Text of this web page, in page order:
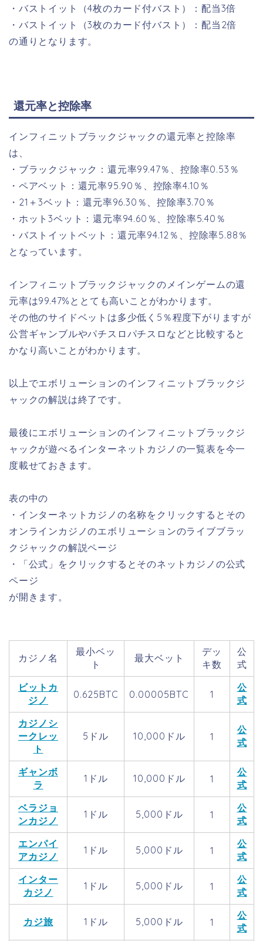
・バストイット（4枚のカード付バスト）：配当3倍
・バストイット（3枚のカード付バスト）：配当2倍
の通りとなります。
還元率と控除率
インフィニットブラックジャックの還元率と控除率
は、
・ブラックジャック：還元率99.47％、控除率0.53％
・ペアベット：還元率95.90％、控除率4.10％
・21＋3ベット：還元率96.30％、控除率3.70％
・ホット3ベット：還元率94.60％、控除率5.40％
・バストイットベット：還元率94.12％、控除率5.88％
となっています。
インフィニットブラックジャックのメインゲームの還
元率は99.47%ととても高いことがわかります。
その他のサイドベットは多少低く5％程度下がりますが
公営ギャンブルやパチスロパチスロなどと比較すると
かなり高いことがわかります。
以上でエボリューションのインフィニットブラックジ
ャックの解説は終了です。
最後にエボリューションのインフィニットブラックジ
ャックが遊べるインターネットカジノの一覧表を今一
度載せておきます。
表の中の
・インターネットカジノの名称をクリックするとその
オンラインカジノのエボリューションのライブブラッ
クジャックの解説ページ
・「公式」をクリックするとそのネットカジノの公式
ページ
が開きます。
カジノ名
最小ベッ
ト
最大ベット
デッ
キ数
公
式
ビットカ
ジノ
0.625BTC 0.00005BTC 1
公
式
カジノシ
ークレッ
ト
5ドル 10,000ドル 1
公
式
ギャンボ
ラ
1ドル 10,000ドル 1
公
式
ベラジョ
ンカジノ
1ドル 5,000ドル 1
公
式
エンパイ
アカジノ
1ドル 5,000ドル 1
公
式
インター
カジノ
1ドル 5,000ドル 1
公
式
カジ旅 1ドル 5,000ドル 1
公
式